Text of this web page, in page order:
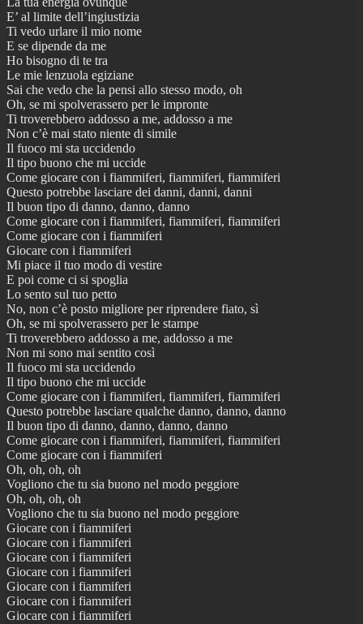
E’ al limite dell’ingiustizia
Ti vedo urlare il mio nome
E se dipende da me
Ho bisogno di te tra
Le mie lenzuola egiziane
Sai che vedo che la pensi allo stesso modo, oh
Oh, se mi spolverassero per le impronte
Ti troverebbero addosso a me, addosso a me
Non c’è mai stato niente di simile
Il fuoco mi sta uccidendo
Il tipo buono che mi uccide
Come giocare con i fiammiferi, fiammiferi, fiammiferi
Questo potrebbe lasciare dei danni, danni, danni
Il buon tipo di danno, danno, danno
Come giocare con i fiammiferi, fiammiferi, fiammiferi
Come giocare con i fiammiferi
Giocare con i fiammiferi
Mi piace il tuo modo di vestire
E poi come ci si spoglia
Lo sento sul tuo petto
No, non c’è posto migliore per riprendere fiato, sì
Oh, se mi spolverassero per le stampe
Ti troverebbero addosso a me, addosso a me
Non mi sono mai sentito così
Il fuoco mi sta uccidendo
Il tipo buono che mi uccide
Come giocare con i fiammiferi, fiammiferi, fiammiferi
Questo potrebbe lasciare qualche danno, danno, danno
Il buon tipo di danno, danno, danno, danno
Come giocare con i fiammiferi, fiammiferi, fiammiferi
Come giocare con i fiammiferi
Oh, oh, oh, oh
Vogliono che tu sia buono nel modo peggiore
Oh, oh, oh, oh
Vogliono che tu sia buono nel modo peggiore
Giocare con i fiammiferi
Giocare con i fiammiferi
Giocare con i fiammiferi
Giocare con i fiammiferi
Giocare con i fiammiferi
Giocare con i fiammiferi
Giocare con i fiammiferi